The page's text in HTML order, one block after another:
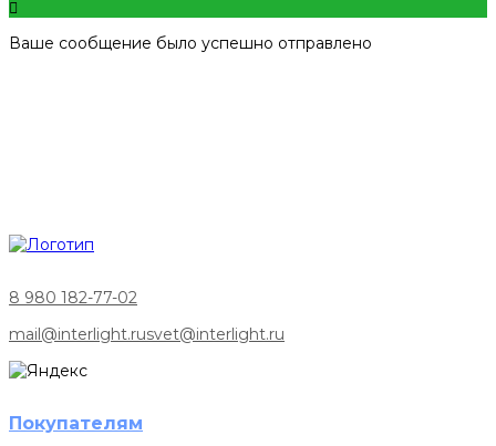
Ваше сообщение было успешно отправлено
8 980 182-77-02
mail@interlight.rusvet@interlight.ru
Покупателям